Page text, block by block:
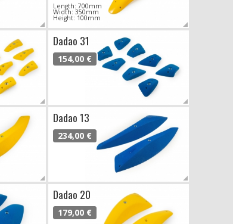
Length: 700mm
Width: 350mm
Height: 100mm
Dadao 31
154,00 €
Dadao 13
234,00 €
Dadao 20
179,00 €